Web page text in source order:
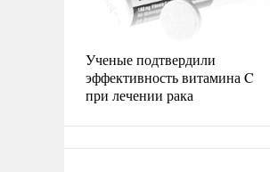
Ученые подтвердили
эффективность витамина C
при лечении рака